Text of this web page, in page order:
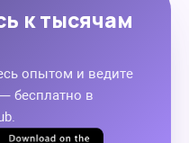
к тысячам
опытом и ведите
бесплатно в